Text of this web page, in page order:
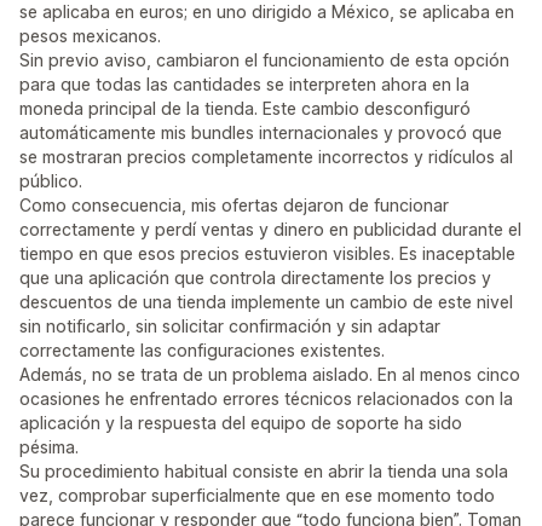
se aplicaba en euros; en uno dirigido a México, se aplicaba en
pesos mexicanos.
Sin previo aviso, cambiaron el funcionamiento de esta opción
para que todas las cantidades se interpreten ahora en la
moneda principal de la tienda. Este cambio desconfiguró
automáticamente mis bundles internacionales y provocó que
se mostraran precios completamente incorrectos y ridículos al
público.
Como consecuencia, mis ofertas dejaron de funcionar
correctamente y perdí ventas y dinero en publicidad durante el
tiempo en que esos precios estuvieron visibles. Es inaceptable
que una aplicación que controla directamente los precios y
descuentos de una tienda implemente un cambio de este nivel
sin notificarlo, sin solicitar confirmación y sin adaptar
correctamente las configuraciones existentes.
Además, no se trata de un problema aislado. En al menos cinco
ocasiones he enfrentado errores técnicos relacionados con la
aplicación y la respuesta del equipo de soporte ha sido
pésima.
Su procedimiento habitual consiste en abrir la tienda una sola
vez, comprobar superficialmente que en ese momento todo
parece funcionar y responder que “todo funciona bien”. Toman